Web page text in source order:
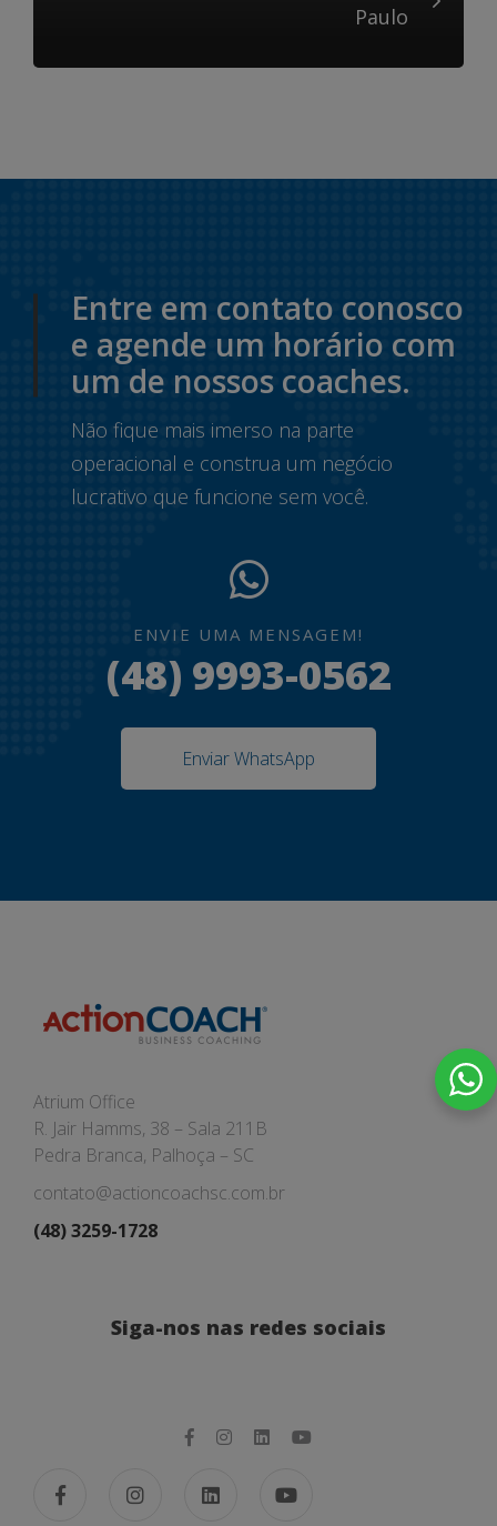
Paulo
Entre em contato conosco
e agende um horário com
um de nossos coaches.
Não fique mais imerso na parte
operacional e construa um negócio
lucrativo que funcione sem você.
ENVIE UMA MENSAGEM!
(48) 9993-0562
Enviar WhatsApp
Atrium Office
R. Jair Hamms, 38 – Sala 211B
Pedra Branca, Palhoça – SC
contato@actioncoachsc.com.br
(48) 3259-1728
Siga-nos nas redes sociais